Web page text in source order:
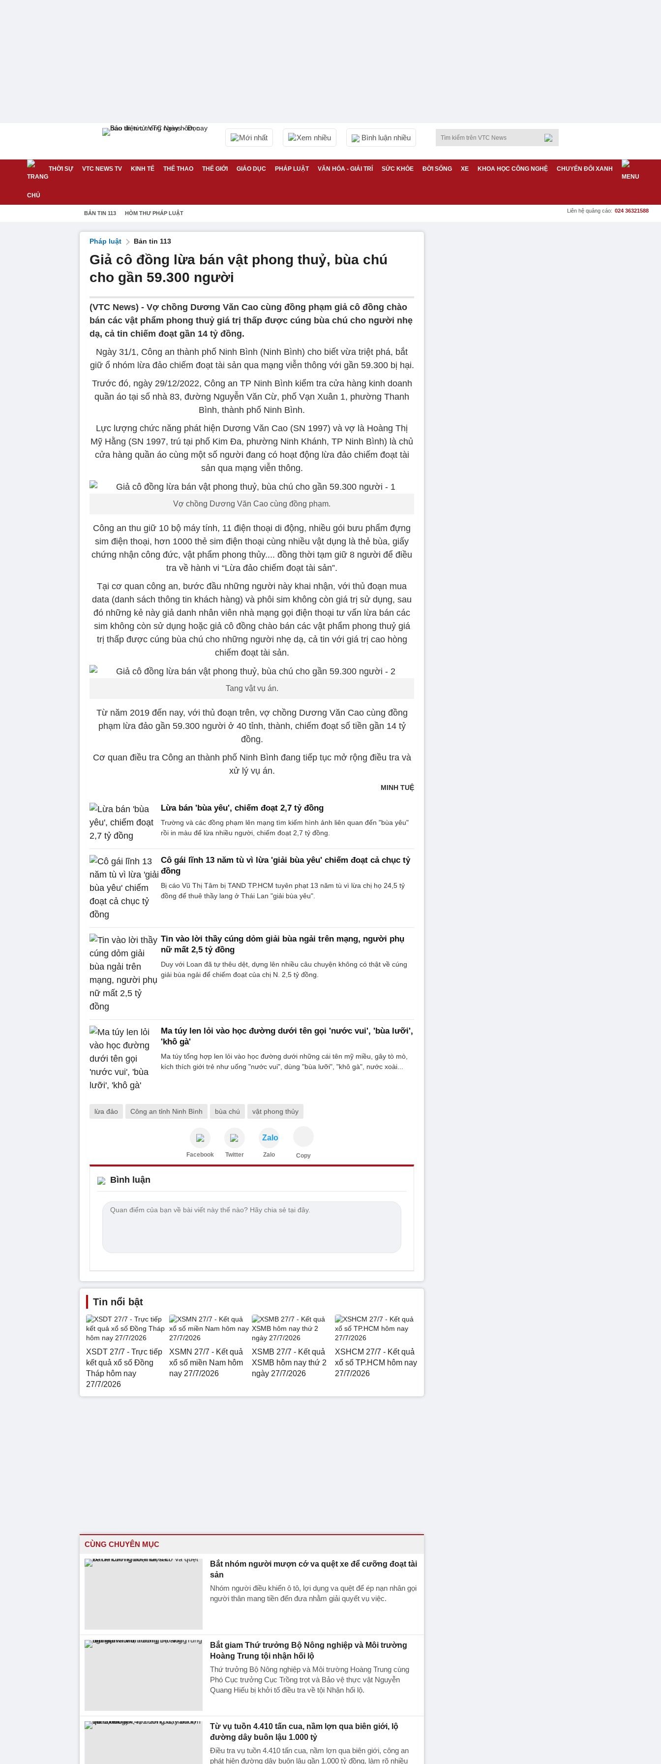
Mới nhất Xem nhiều Bình luận nhiều
THỜI SỰ VTC NEWS TV KINH TẾ THỂ THAO THẾ GIỚI GIÁO DỤC PHÁP LUẬT VĂN HÓA - GIẢI TRÍ SỨC KHỎE ĐỜI SỐNG XE KHOA HỌC CÔNG NGHỆ CHUYỂN ĐỔI XANH
BẢN TIN 113 HÒM THƯ PHÁP LUẬT Liên hệ quảng cáo: 024 36321588
Pháp luật Bản tin 113
Giả cô đồng lừa bán vật phong thuỷ, bùa chú
cho gần 59.300 người
(VTC News) - Vợ chồng Dương Văn Cao cùng đồng phạm giả cô đồng chào
bán các vật phẩm phong thuỷ giá trị thấp được cúng bùa chú cho người nhẹ
dạ, cả tin chiếm đoạt gần 14 tỷ đồng.
Ngày 31/1, Công an thành phố Ninh Bình (Ninh Bình) cho biết vừa triệt phá, bắt
giữ ổ nhóm lừa đảo chiếm đoạt tài sản qua mạng viễn thông với gần 59.300 bị hại.
Trước đó, ngày 29/12/2022, Công an TP Ninh Bình kiểm tra cửa hàng kinh doanh
quần áo tại số nhà 83, đường Nguyễn Văn Cừ, phố Vạn Xuân 1, phường Thanh
Bình, thành phố Ninh Bình.
Lực lượng chức năng phát hiện Dương Văn Cao (SN 1997) và vợ là Hoàng Thị
Mỹ Hằng (SN 1997, trú tại phố Kim Đa, phường Ninh Khánh, TP Ninh Bình) là chủ
cửa hàng quần áo cùng một số người đang có hoạt động lừa đảo chiếm đoạt tài
sản qua mạng viễn thông.
Vợ chồng Dương Văn Cao cùng đồng phạm.
Công an thu giữ 10 bộ máy tính, 11 điện thoại di động, nhiều gói bưu phẩm đựng
sim điện thoại, hơn 1000 thẻ sim điện thoại cùng nhiều vật dụng là thẻ bùa, giấy
chứng nhận công đức, vật phẩm phong thủy.... đồng thời tạm giữ 8 người để điều
tra về hành vi “Lừa đảo chiếm đoạt tài sản”.
Tại cơ quan công an, bước đầu những người này khai nhận, với thủ đoạn mua
data (danh sách thông tin khách hàng) và phôi sim không còn giá trị sử dụng, sau
đó những kẻ này giả danh nhân viên nhà mạng gọi điện thoại tư vấn lừa bán các
sim không còn sử dụng hoặc giả cô đồng chào bán các vật phẩm phong thuỷ giá
trị thấp được cúng bùa chú cho những người nhẹ dạ, cả tin với giá trị cao hòng
chiếm đoạt tài sản.
Tang vật vụ án.
Từ năm 2019 đến nay, với thủ đoạn trên, vợ chồng Dương Văn Cao cùng đồng
phạm lừa đảo gần 59.300 người ở 40 tỉnh, thành, chiếm đoạt số tiền gần 14 tỷ
đồng.
Cơ quan điều tra Công an thành phố Ninh Bình đang tiếp tục mở rộng điều tra và
xử lý vụ án.
MINH TUỆ
Lừa bán 'bùa yêu', chiếm đoạt 2,7 tỷ đồng
Trường và các đồng phạm lên mạng tìm kiếm hình ảnh liên quan đến "bùa yêu"
rồi in màu để lừa nhiều người, chiếm đoạt 2,7 tỷ đồng.
Cô gái lĩnh 13 năm tù vì lừa 'giải bùa yêu' chiếm đoạt cả chục tỷ
đồng
Bị cáo Vũ Thị Tâm bị TAND TP.HCM tuyên phạt 13 năm tù vì lừa chị họ 24,5 tỷ
đồng để thuê thầy lang ở Thái Lan "giải bùa yêu".
Tin vào lời thầy cúng dỏm giải bùa ngải trên mạng, người phụ
nữ mất 2,5 tỷ đồng
Duy với Loan đã tự thêu dệt, dựng lên nhiều câu chuyện không có thật về cúng
giải bùa ngải để chiếm đoạt của chị N. 2,5 tỷ đồng.
Ma túy len lỏi vào học đường dưới tên gọi 'nước vui', 'bùa lưỡi',
'khô gà'
Ma túy tổng hợp len lỏi vào học đường dưới những cái tên mỹ miều, gây tò mò,
kích thích giới trẻ như uống "nước vui", dùng "bùa lưỡi", "khô gà", nước xoài...
lừa đảo Công an tỉnh Ninh Bình bùa chú vật phong thủy
Facebook Twitter
Zalo
Zalo Copy
Bình luận
Tin nổi bật
XSDT 27/7 - Trực tiếp
kết quả xổ số Đồng
Tháp hôm nay
27/7/2026
XSMN 27/7 - Kết quả
xổ số miền Nam hôm
nay 27/7/2026
XSMB 27/7 - Kết quả
XSMB hôm nay thứ 2
ngày 27/7/2026
XSHCM 27/7 - Kết quả
xổ số TP.HCM hôm nay
27/7/2026
CÙNG CHUYÊN MỤC
Bắt nhóm người mượn cớ va quệt xe để cưỡng đoạt tài
sản
Nhóm người điều khiển ô tô, lợi dụng va quệt để ép nạn nhân gọi
người thân mang tiền đến đưa nhằm giải quyết vụ việc.
Bắt giam Thứ trưởng Bộ Nông nghiệp và Môi trường
Hoàng Trung tội nhận hối lộ
Thứ trưởng Bộ Nông nghiệp và Môi trường Hoàng Trung cùng
Phó Cục trưởng Cục Trồng trọt và Bảo vệ thực vật Nguyễn
Quang Hiếu bị khởi tố điều tra về tội Nhận hối lộ.
Từ vụ tuồn 4.410 tấn cua, nầm lợn qua biên giới, lộ
đường dây buôn lậu 1.000 tỷ
Điều tra vụ tuồn 4.410 tấn cua, nầm lợn qua biên giới, công an
phát hiện đường dây buôn lậu gần 1.000 tỷ đồng, làm rõ nhiều